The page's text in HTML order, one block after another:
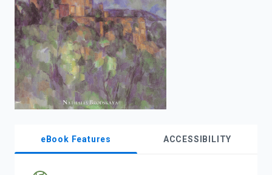
search.
eBook Features ACCESSIBILITY